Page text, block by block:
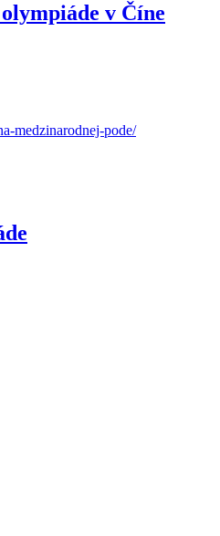
v Číne
medzinarodnej-pode/